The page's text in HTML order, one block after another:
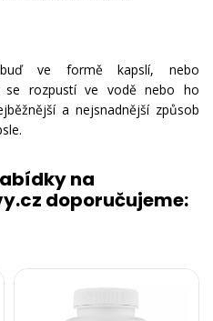
ve formě kapslí, nebo
se rozpustí ve vodě nebo ho
a nejsnadnější způsob
na
doporučujeme: